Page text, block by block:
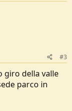
#3
giro della valle
parco in